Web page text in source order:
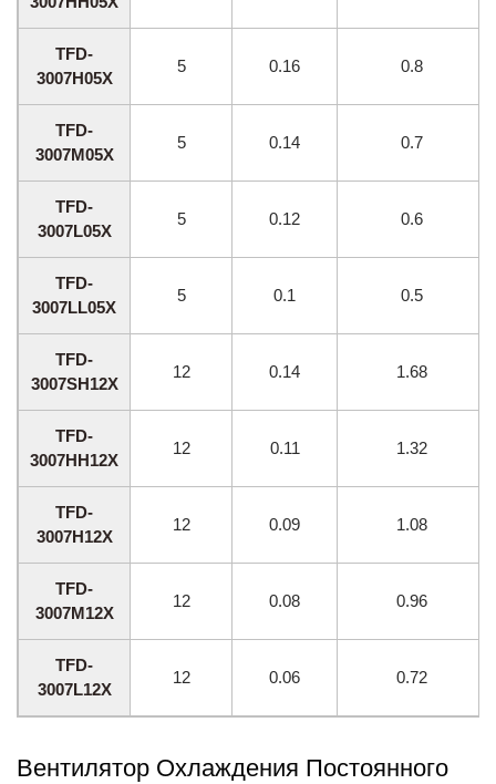
TFD-
3007H05X
5 0.16 0.8
TFD-
3007M05X
5 0.14 0.7
TFD-
3007L05X
5 0.12 0.6
TFD-
3007LL05X
5 0.1 0.5
TFD-
3007SH12X
12 0.14 1.68
TFD-
3007HH12X
12 0.11 1.32
TFD-
3007H12X
12 0.09 1.08
TFD-
3007M12X
12 0.08 0.96
TFD-
3007L12X
12 0.06 0.72
Вентилятор Охлаждения Постоянного